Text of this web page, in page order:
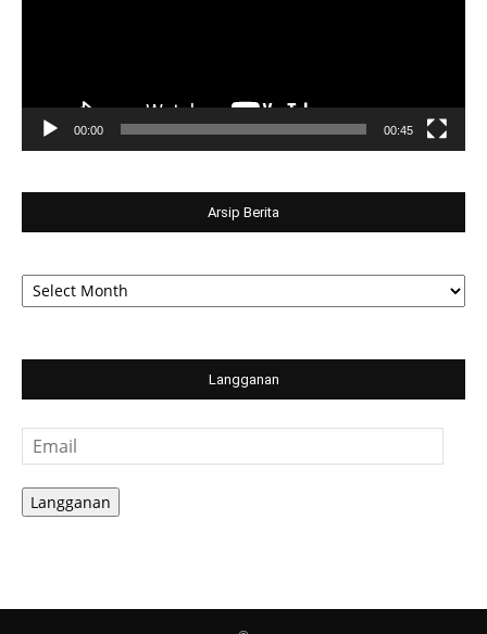
00:00 00:45
Arsip Berita
Arsip
Berita
Langganan
Email
Langganan